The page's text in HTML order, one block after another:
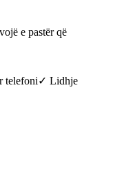
e pastër që
telefoni✓ Lidhje